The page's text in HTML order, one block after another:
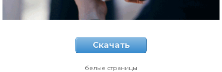
Скачать
белые страницы